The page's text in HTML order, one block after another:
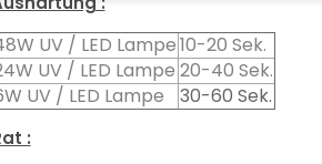
UV / LED Lampe10-20 Sek.
UV / LED Lampe 20-40 Sek.
UV / LED Lampe
30-60 Sek.
: